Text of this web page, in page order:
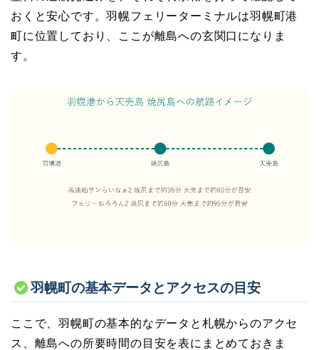
おくと安心です。羽幌フェリーターミナルは羽幌町港
町に位置しており、ここが離島への玄関口になりま
す。
羽幌町の基本データとアクセスの目安
ここで、羽幌町の基本的なデータと札幌からのアクセ
ス、離島への所要時間の目安を表にまとめておきま